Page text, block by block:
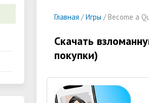
Главная /Игры / Become a
Скачать
покупки)